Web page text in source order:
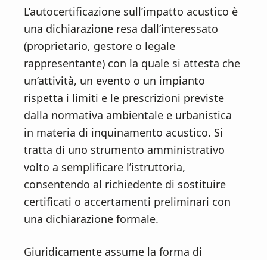
a
i
n
c
o
n
t
e
n
t
r
i
m
a
r
y
s
i
d
e
b
a
r
o
o
t
e
r
L’autocertificazione sull’impatto acustico è
una dichiarazione resa dall’interessato
(proprietario, gestore o legale
rappresentante) con la quale si attesta che
un’attività, un evento o un impianto
rispetta i limiti e le prescrizioni previste
dalla normativa ambientale e urbanistica
in materia di inquinamento acustico. Si
tratta di uno strumento amministrativo
volto a semplificare l’istruttoria,
consentendo al richiedente di sostituire
certificati o accertamenti preliminari con
una dichiarazione formale.
Giuridicamente assume la forma di